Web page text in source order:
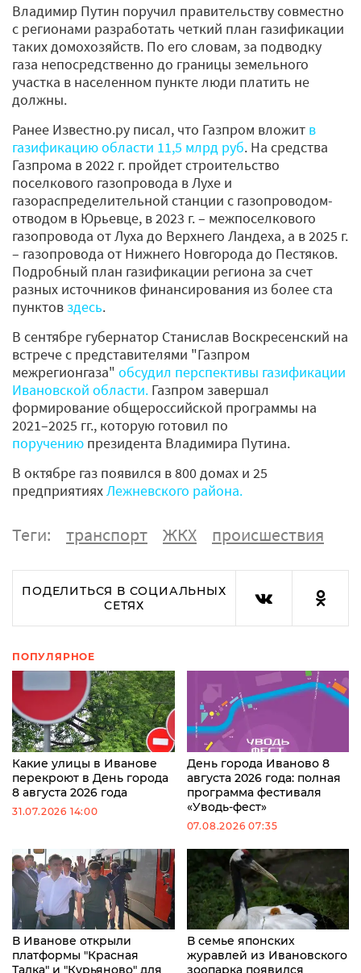
Владимир Путин поручил правительству совместно
с регионами разработать четкий план газификации
таких домохозяйств. По его словам, за подводку
газа непосредственно до границы земельного
участка в населенном пункте люди платить не
должны.
Ранее Известно.ру писал, что Газпром вложит в
газификацию области 11,5 млрд руб. На средства
Газпрома в 2022 г. пройдет строительство
поселкового газопровода в Лухе и
газораспределительной станции с газопроводом-
отводом в Юрьевце, в 2023 г. – межпоселкового
газопровода от Луха до Верхнего Ландеха, а в 2025 г.
– газопровода от Нижнего Новгорода до Пестяков.
Подробный план газификации региона за счет
разных источников финансирования из более ста
пунктов здесь.
В сентябре губернатор Станислав Воскресенский на
встрече с представителями "Газпром
межрегионгаза" обсудил перспективы газификации
Ивановской области. Газпром завершал
формирование общероссийской программы на
2021–2025 гг., которую готовил по
поручению президента Владимира Путина.
В октябре газ появился в 800 домах и 25
предприятияхЛежневского района.
Теги: транспорт ЖКХ происшествия
ПОДЕЛИТЬСЯ В СОЦИАЛЬНЫХ
СЕТЯХ
ПОПУЛЯРНОЕ
Какие улицы в Иванове
перекроют в День города
8 августа 2026 года
31.07.2026 14:00
День города Иваново 8
августа 2026 года: полная
программа фестиваля
«Уводь-фест»
07.08.2026 07:35
В Иванове открыли
платформы "Красная
В семье японских
журавлей из Ивановского